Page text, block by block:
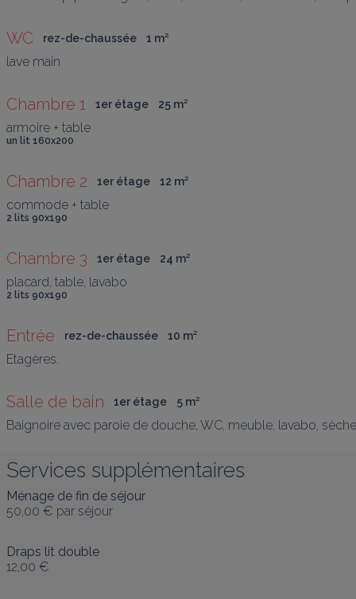
WC rez-de-chaussée 1 m²
lave main
Chambre 1 1er étage 25 m²
armoire + table
un lit 160x200
Chambre 2 1er étage 12 m²
commode + table
2 lits 90x190
Chambre 3 1er étage 24 m²
placard, table, lavabo
2 lits 90x190
Entrée rez-de-chaussée 10 m²
Etagères.
Salle de bain 1er étage 5 m²
Baignoire avec paroie de douche, WC, meuble, lavabo,
Services supplémentaires
Ménage de fin de séjour
50,00 € par séjour
Draps lit double
12,00 €